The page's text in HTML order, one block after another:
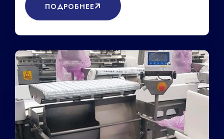
ПОДРОБНЕЕ